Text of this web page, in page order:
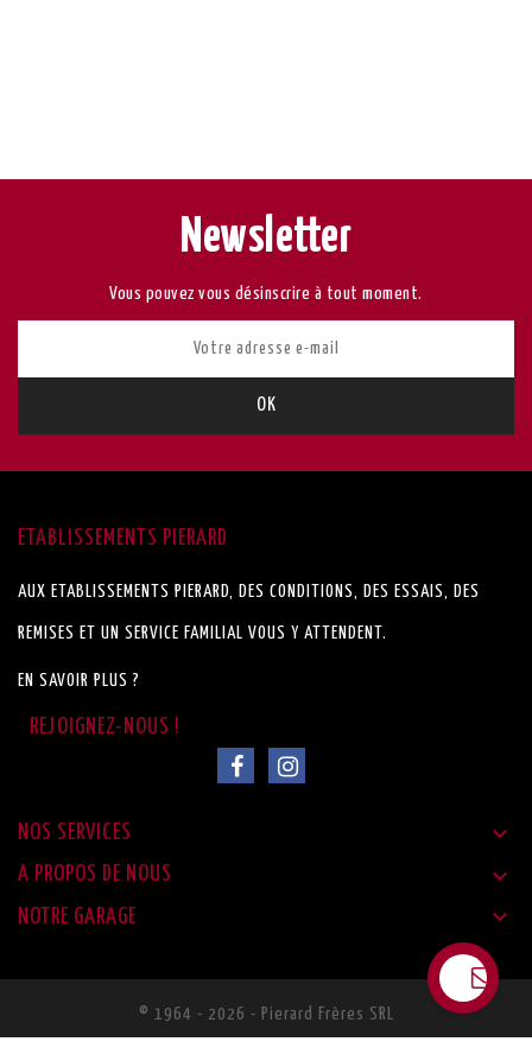
Newsletter
Vous pouvez vous désinscrire à tout moment.
ETABLISSEMENTS PIERARD
AUX ETABLISSEMENTS PIERARD, DES CONDITIONS, DES ESSAIS, DES
REMISES ET UN SERVICE FAMILIAL VOUS Y ATTENDENT.
EN SAVOIR PLUS ?
NOS SERVICES 
A PROPOS DE NOUS 
NOTRE GARAGE 
© 1964 - 2026 - Pierard Frères SRL